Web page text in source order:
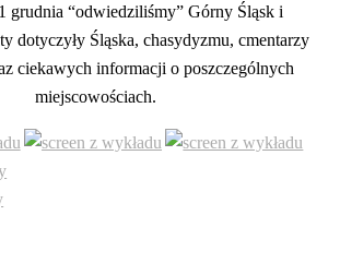
grudnia “odwiedziliśmy” Górny Śląsk i
dotyczyły Śląska, chasydyzmu, cmentarzy
ciekawych informacji o poszczególnych
miejscowościach.